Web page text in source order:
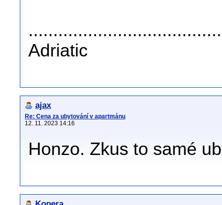
Adriatic
ajax
Re: Cena za ubytování v apartmánu
12. 11. 2023 14:16
Honzo. Zkus to samé